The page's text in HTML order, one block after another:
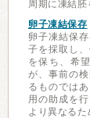
周期に凍結
卵子凍結保存
卵子凍結保
子を採取し
を保ち、希
が、事前の
るものでは
用の助成を
より異なるた